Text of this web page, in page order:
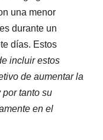
una menor
durante un
días. Estos
incluir estos
de aumentar la
tanto su
en el